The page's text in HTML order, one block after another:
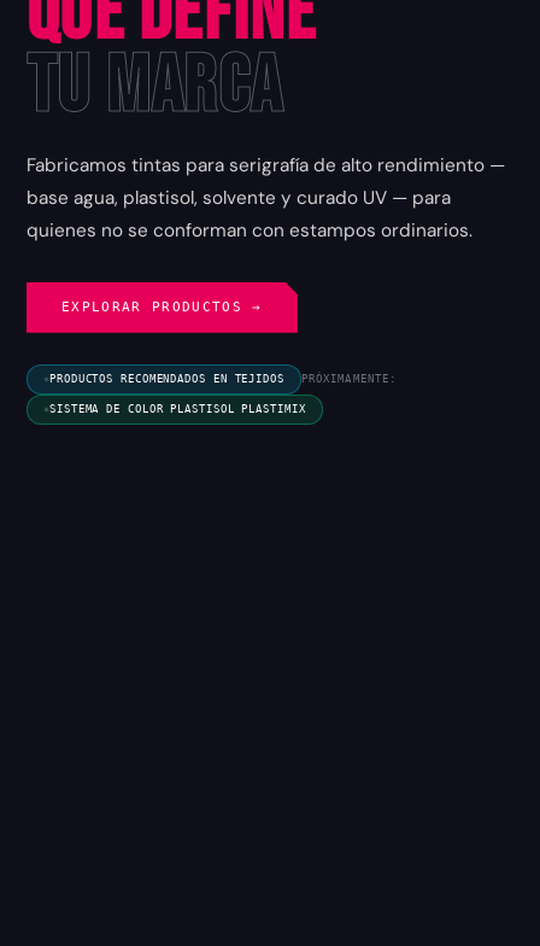
tu Marca
Fabricamos tintas para serigrafía de alto rendimiento —
base agua, plastisol, solvente y curado UV — para
quienes no se conforman con estampos ordinarios.
EXPLORAR PRODUCTOS →
PRODUCTOS RECOMENDADOS EN TEJIDOS PRÓXIMAMENTE:
SISTEMA DE COLOR PLASTISOL PLASTIMIX